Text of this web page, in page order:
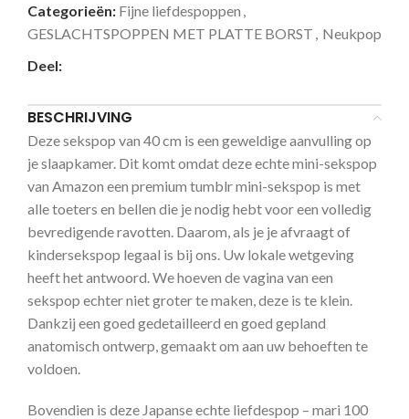
Categorieën: Fijne liefdespoppen ,
GESLACHTSPOPPEN MET PLATTE BORST , Neukpop
Deel:
BESCHRIJVING
Deze sekspop van 40 cm is een geweldige aanvulling op
je slaapkamer. Dit komt omdat deze echte mini-sekspop
van Amazon een premium tumblr mini-sekspop is met
alle toeters en bellen die je nodig hebt voor een volledig
bevredigende ravotten. Daarom, als je je afvraagt of
kindersekspop legaal is bij ons. Uw lokale wetgeving
heeft het antwoord. We hoeven de vagina van een
sekspop echter niet groter te maken, deze is te klein.
Dankzij een goed gedetailleerd en goed gepland
anatomisch ontwerp, gemaakt om aan uw behoeften te
voldoen.
Bovendien is deze Japanse echte liefdespop – mari 100